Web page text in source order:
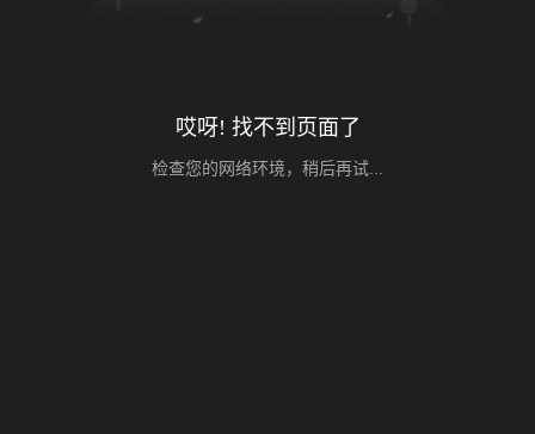
哎呀! 找不到页面了
检查您的网络环境，稍后再试...